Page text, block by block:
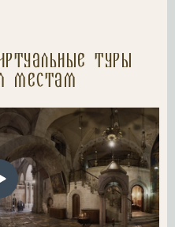
туры
местам